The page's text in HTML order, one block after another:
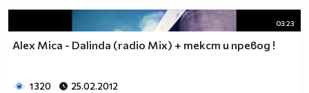
03:23
Alex Mica - Dalinda (radio Mix) + текст и превод !
1 320 25.02.2012